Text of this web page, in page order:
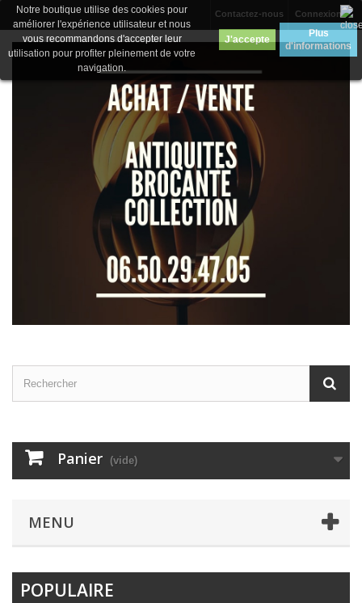
Connexion
Contactez-nous
Panier (vide)
MENU
Notre boutique utilise des cookies pour
améliorer l'expérience utilisateur et nous
vous recommandons d'accepter leur
utilisation pour profiter pleinement de votre
navigation.
J'accepte
Plus
d'informations
POPULAIRE